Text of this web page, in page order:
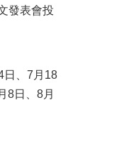
發表會投
日、7月18
8日、8月